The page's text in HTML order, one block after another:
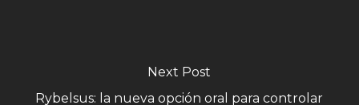
Next Post
Rybelsus: la nueva opción oral para controlar